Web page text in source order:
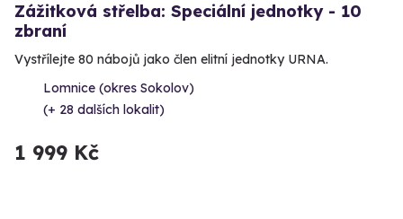
Zážitková střelba: Speciální jednotky - 10
zbraní
Vystřílejte 80 nábojů jako člen elitní jednotky URNA.
Lomnice (okres Sokolov)
(+ 28 dalších lokalit)
1 999 Kč